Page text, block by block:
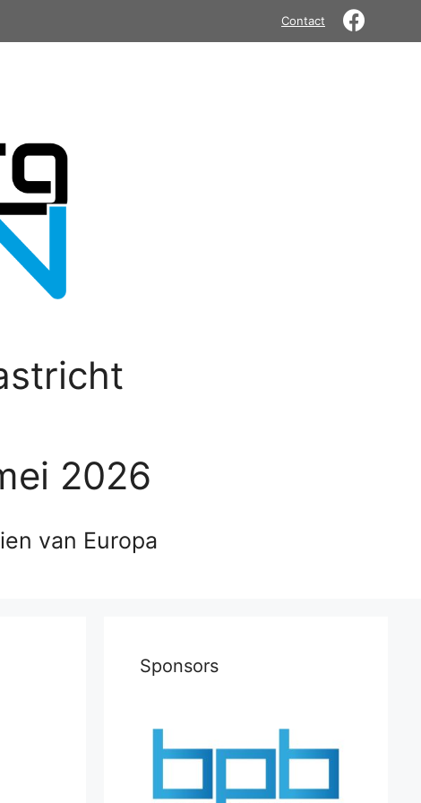
Contact
2026
van Europa
Sponsors